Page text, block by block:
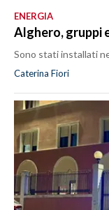
ENERGIA
Alghero, gruppi
Sono stati installati
Caterina Fiori